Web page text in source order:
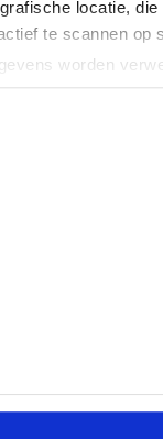
locatie,
te scannen op
worden
te
basis van uw